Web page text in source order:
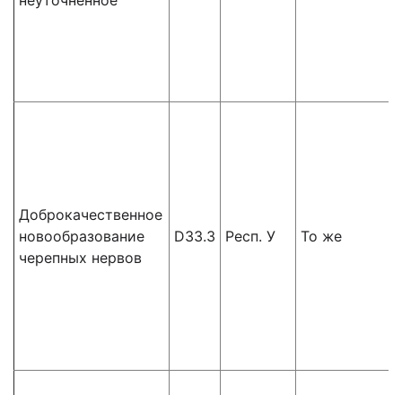
Доброкачественное
новообразование
черепных нервов
D33.3 Респ. У То же